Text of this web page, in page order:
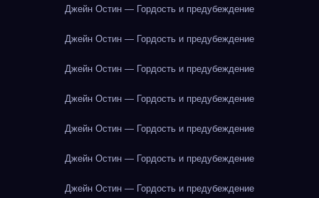
Джейн Остин — Гордость и предубеждение
Джейн Остин — Гордость и предубеждение
Джейн Остин — Гордость и предубеждение
Джейн Остин — Гордость и предубеждение
Джейн Остин — Гордость и предубеждение
Джейн Остин — Гордость и предубеждение
Джейн Остин — Гордость и предубеждение